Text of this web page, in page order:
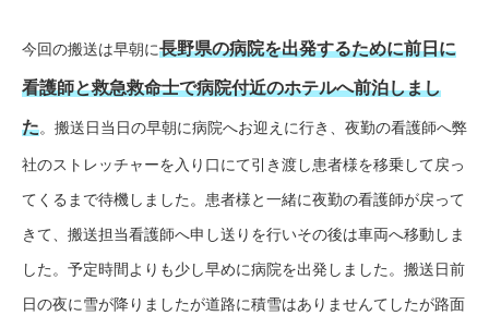
今回の搬送は早朝に長野県の病院を出発するために前日に
看護師と救急救命士で病院付近のホテルへ前泊しまし
た。搬送日当日の早朝に病院へお迎えに行き、夜勤の看護師へ弊
社のストレッチャーを入り口にて引き渡し患者様を移乗して戻っ
てくるまで待機しました。患者様と一緒に夜勤の看護師が戻って
きて、搬送担当看護師へ申し送りを行いその後は車両へ移動しま
した。予定時間よりも少し早めに病院を出発しました。搬送日前
日の夜に雪が降りましたが道路に積雪はありませんてしたが路面